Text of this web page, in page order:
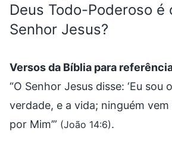
Deus Todo-Poderoso é
Senhor Jesus?
Versos da Bíblia para
“O Senhor Jesus disse: ‘Eu sou
verdade, e a vida; ninguém vem
por Mim’” (João 14:6).